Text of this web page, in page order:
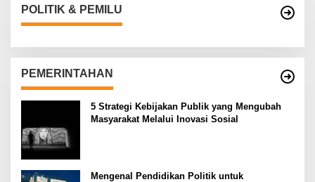
POLITIK & PEMILU
PEMERINTAHAN
5 Strategi Kebijakan Publik yang Mengubah
Masyarakat Melalui Inovasi Sosial
Mengenal Pendidikan Politik untuk